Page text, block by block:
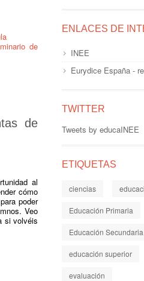
de
de
al
cómo
poder
Veo
si volvéis
ENLACES DE
INEE
Eurydice España -
TWITTER
Tweets by educaINEE
ETIQUETAS
ciencias
Educación Primaria
Educación Secundaria
educación superior
evaluación